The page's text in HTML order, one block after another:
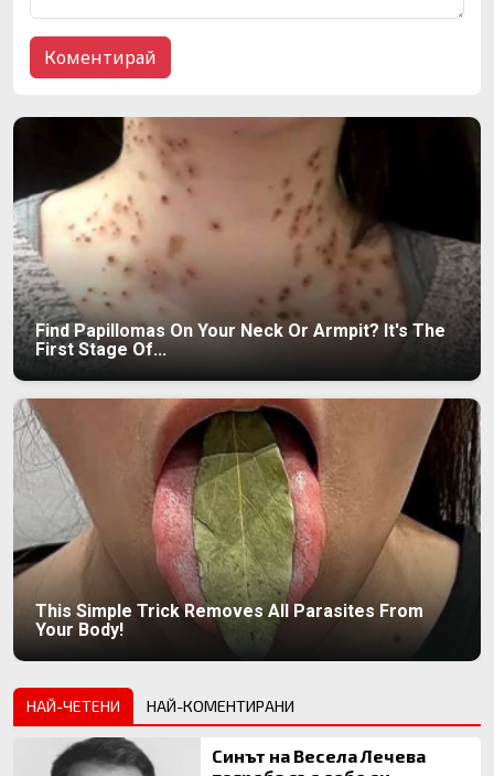
Find Papillomas On Your Neck Or Armpit? It's The
First Stage Of...
This Simple Trick Removes All Parasites From
Your Body!
НАЙ-ЧЕТЕНИ НАЙ-КОМЕНТИРАНИ
Синът на Весела Лечева